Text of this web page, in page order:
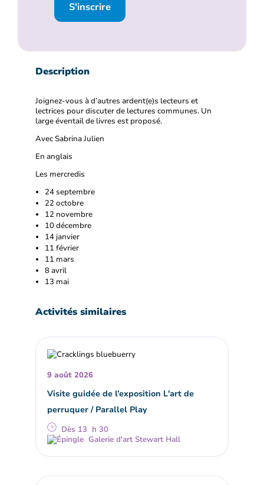
S'inscrire
Description
Joignez-vous à d’autres ardent(e)s lecteurs et
lectrices pour discuter de lectures communes. Un
large éventail de livres est proposé.
Avec Sabrina Julien
En anglais
Les mercredis
24 septembre
22 octobre
12 novembre
10 décembre
14 janvier
11 février
11 mars
8 avril
13 mai
Activités similaires
9 août 2026
Visite guidée de l’exposition L'art de
perruquer / Parallel Play
Dès 13 h 30
Galerie d'art Stewart Hall